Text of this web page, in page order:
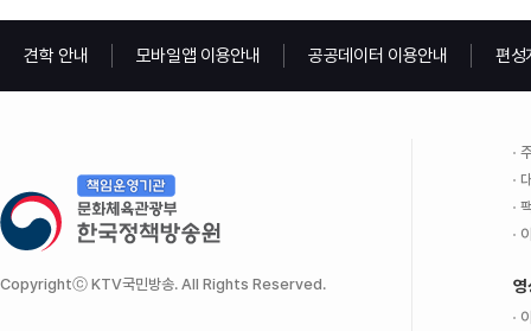
견학 안내 모바일앱 이용안내 공공데이터 이용안내 편성
Copyrightⓒ KTV국민방송. All Rights Reserved. 영